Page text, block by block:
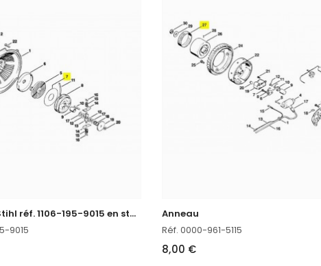
R
ondelle Stihl réf. 1106-195-9015 en stock
9015
Anneau
Réf. 0000-961-5115
8,00 €